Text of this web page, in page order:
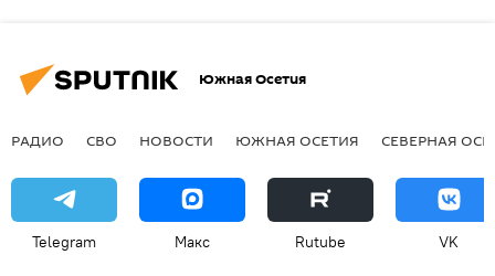
Южная Осетия
РАДИО СВО НОВОСТИ ЮЖНАЯ ОСЕТИЯ СЕВЕРНАЯ
Telegram Макс Rutube VK